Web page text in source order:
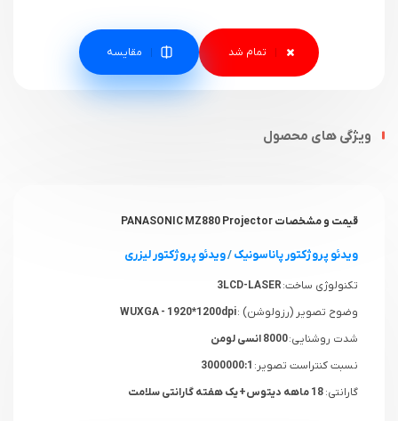
مقایسه
ویژگی های محصول
قیمت و مشخصات PANASONIC MZ880 Projector
ویدئو پروژکتور پاناسونیک/ویدئو پروژکتور لیزری
تکنولوژی ساخت:3LCD-LASER
وضوح تصویر (رزولوشن) :WUXGA - 1920*1200dpi
شدت روشنایی:8000 انسی لومن
نسبت کنتراست تصویر:
گارانتی: